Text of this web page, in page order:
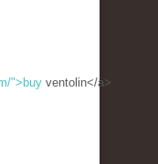
">buy ventolin</a>